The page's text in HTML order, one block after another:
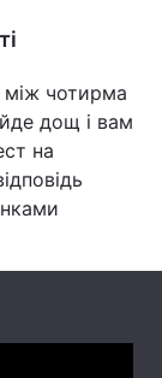
між чотирма
дощ і вам
на